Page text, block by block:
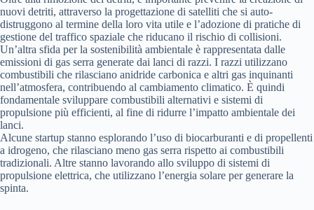
nuovi detriti, attraverso la progettazione di satelliti che si auto-
distruggono al termine della loro vita utile e l’adozione di pratiche di
gestione del traffico spaziale che riducano il rischio di collisioni.
Un’altra sfida per la sostenibilità ambientale è rappresentata dalle
emissioni di gas serra generate dai lanci di razzi. I razzi utilizzano
combustibili che rilasciano anidride carbonica e altri gas inquinanti
nell’atmosfera, contribuendo al cambiamento climatico. È quindi
fondamentale sviluppare combustibili alternativi e sistemi di
propulsione più efficienti, al fine di ridurre l’impatto ambientale dei
lanci.
Alcune startup stanno esplorando l’uso di biocarburanti e di propellenti
a idrogeno, che rilasciano meno gas serra rispetto ai combustibili
tradizionali. Altre stanno lavorando allo sviluppo di sistemi di
propulsione elettrica, che utilizzano l’energia solare per generare la
spinta.